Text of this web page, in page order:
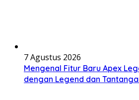
7 Agustus 2026
Mengenal Fitur Baru Apex
dengan Legend dan